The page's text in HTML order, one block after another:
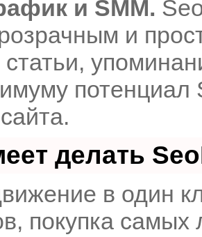
и SMM.
и
делать
в один
покупка